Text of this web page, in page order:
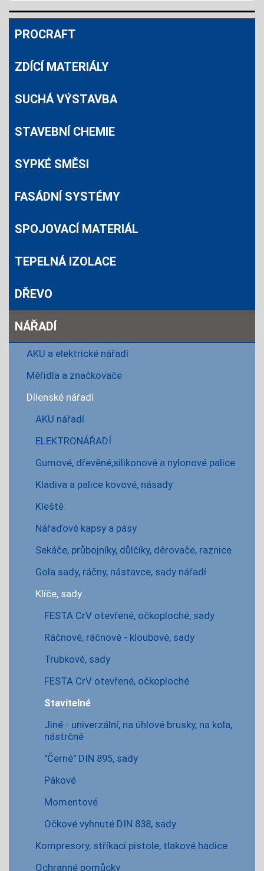
PROCRAFT
ZDÍCÍ MATERIÁLY
SUCHÁ VÝSTAVBA
STAVEBNÍ CHEMIE
SYPKÉ SMĚSI
FASÁDNÍ SYSTÉMY
SPOJOVACÍ MATERIÁL
TEPELNÁ IZOLACE
DŘEVO
NÁŘADÍ
AKU a elektrické nářadí
Měřidla a značkovače
Dílenské nářadí
AKU nářadí
ELEKTRONÁŘADÍ
Gumové, dřevěné,silikonové a nylonové palice
Kladiva a palice kovové, násady
Kleště
Nářaďové kapsy a pásy
Sekáče, průbojníky, důlčíky, děrovače, raznice
Gola sady, ráčny, nástavce, sady nářadí
Klíče, sady
FESTA CrV otevřené, očkoploché, sady
Ráčnové, ráčnové - kloubové, sady
Trubkové, sady
FESTA CrV otevřené, očkoploché
Stavitelné
Jiné - univerzální, na úhlové brusky, na kola,
nástrčné
"Černé" DIN 895, sady
Pákové
Momentové
Očkové vyhnuté DIN 838, sady
Kompresory, stříkací pistole, tlakové hadice
Ochranné pomůcky